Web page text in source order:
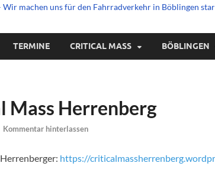
machen uns für den Fahrradverkehr in Böblingen
TERMINE CRITICAL MASS BÖBLINGEN
Mass Herrenberg
Kommentar hinterlassen
https://